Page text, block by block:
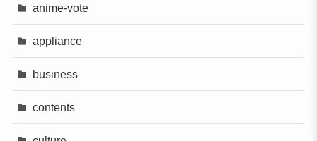
anime-vote
appliance
business
contents